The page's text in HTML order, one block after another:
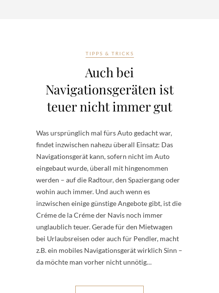
TIPPS & TRICKS
Auch bei
Navigationsgeräten ist
teuer nicht immer gut
Was ursprünglich mal fürs Auto gedacht war,
findet inzwischen nahezu überall Einsatz: Das
Navigationsgerät kann, sofern nicht im Auto
eingebaut wurde, überall mit hingenommen
werden – auf die Radtour, den Spaziergang oder
wohin auch immer. Und auch wenn es
inzwischen einige günstige Angebote gibt, ist die
Créme de la Créme der Navis noch immer
unglaublich teuer. Gerade für den Mietwagen
bei Urlaubsreisen oder auch für Pendler, macht
z.B. ein mobiles Navigationsgerät wirklich Sinn –
da möchte man vorher nicht unnötig…